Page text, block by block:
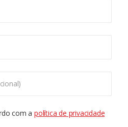
com apolítica de privacidade